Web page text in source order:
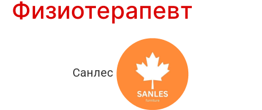
Физиотерапевт
Санлес